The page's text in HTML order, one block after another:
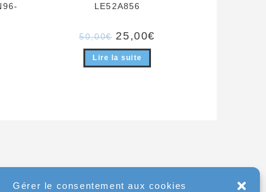
Gérer le consentement aux cookies
LE52A856
50,00€ Le
prix
initial
était :
50,00€.
25,00€
Lire la suite